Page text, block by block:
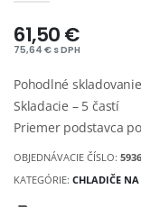
61,50 €
75,64 € s DPH
Pohodlné skladovanie
Skladacie – 5 častí
Priemer podstavca
OBJEDNÁVACIE ČÍSLO:
KATEGÓRIE:CHLADIČE